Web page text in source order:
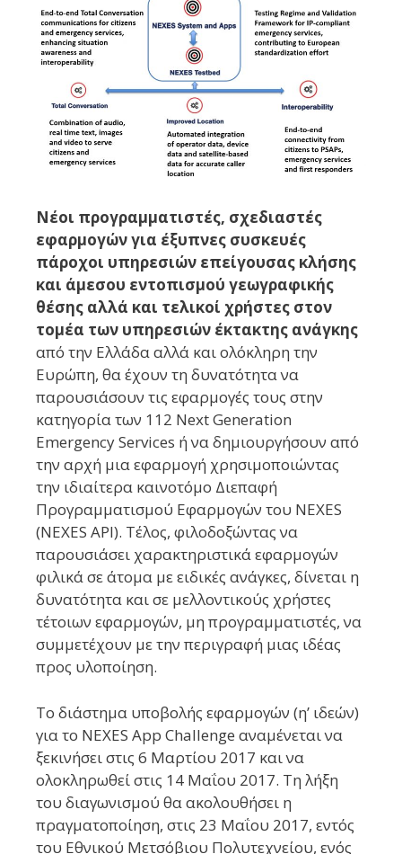
Νέοι προγραμματιστές, σχεδιαστές
εφαρμογών για έξυπνες συσκευές
πάροχοι υπηρεσιών επείγουσας κλήσης
και άμεσου εντοπισμού γεωγραφικής
θέσης αλλά και τελικοί χρήστες στον
τομέα των υπηρεσιών έκτακτης ανάγκης
από την Ελλάδα αλλά και ολόκληρη την
Ευρώπη, θα έχουν τη δυνατότητα να
παρουσιάσουν τις εφαρμογές τους στην
κατηγορία των 112 Next Generation
Emergency Services ή να δημιουργήσουν από
την αρχή μια εφαρμογή χρησιμοποιώντας
την ιδιαίτερα καινοτόμο Διεπαφή
Προγραμματισμού Εφαρμογών του NEXES
(ΝΕΧΕS API). Τέλος, φιλοδοξώντας να
παρουσιάσει χαρακτηριστικά εφαρμογών
φιλικά σε άτομα με ειδικές ανάγκες, δίνεται η
δυνατότητα και σε μελλοντικούς χρήστες
τέτοιων εφαρμογών, μη προγραμματιστές, να
συμμετέχουν με την περιγραφή μιας ιδέας
προς υλοποίηση.
Το διάστημα υποβολής εφαρμογών (η’ ιδεών)
για το NEXES App Challenge αναμένεται να
ξεκινήσει στις 6 Μαρτίου 2017 και να
ολοκληρωθεί στις 14 Μαΐου 2017. Τη λήξη
του διαγωνισμού θα ακολουθήσει η
πραγματοποίηση, στις 23 Μαΐου 2017, εντός
του Εθνικού Μετσόβιου Πολυτεχνείου, ενός